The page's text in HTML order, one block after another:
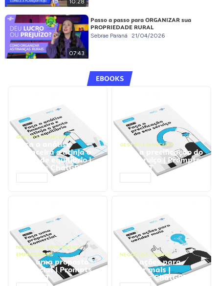
10:28
07:43
Passo a passo para ORGANIZAR sua
PROPRIEDADE RURAL
Sebrae Paraná 21/04/2026
EBOOKS
GESTÃO FINANCEIRA
Faça a análise
financeira e atinja o
ponto de equilíbrio |
Prompts ChatGPT
GESTÃO FINANCEIRA
Faça a precificação do
seu serviço | Prompts
ChatGPT
NEGÓCIOS, PROCESSOS
EMPRESARIAIS
Faça uma proposta
comercial | Prompts
ChatGPT
NEGÓCIOS, VENDAS
Faça ações para
vender mais |
Prompts ChatGPT